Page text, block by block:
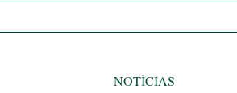
NOTÍCIAS